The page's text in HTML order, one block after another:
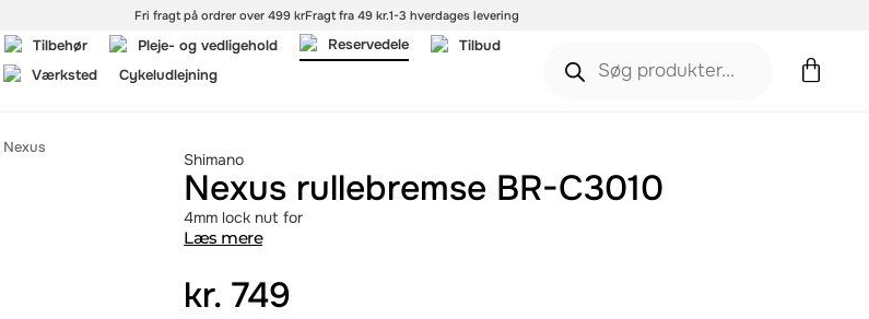
Fri fragt på ordrer over 499 krFragt fra 49 kr.1-3 hverdages levering
Tilbehør Pleje- og vedligehold Reservedele
Tilbud
Værksted
Cykeludlejning
Nexus
Shimano
Nexus rullebremse BR-C3010
4mm lock nut for
Læs mere
kr. 749